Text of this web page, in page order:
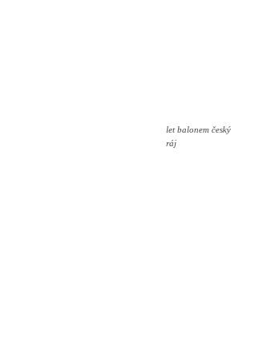
let balonem český
ráj